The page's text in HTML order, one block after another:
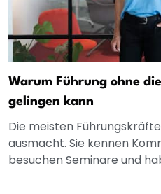
Warum Führung ohne
gelingen kann
Die meisten
ausmacht. Sie kennen
besuchen Seminare und